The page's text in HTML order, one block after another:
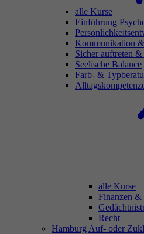
alle Kurse
Einführung
Kommunikation
Sicher auftreten
Seelische Balance
Farb- &
alle Kurse
Finanzen &
Recht
Hamburg Auf- oder